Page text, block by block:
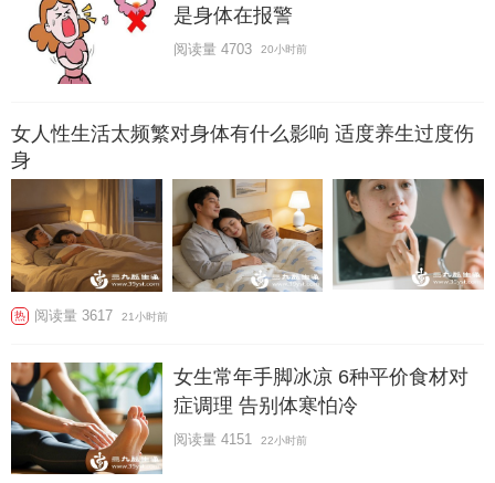
是身体在报警
阅读量 4703 20小时前
女人性生活太频繁对身体有什么影响 适度养生过度伤
身
热 阅读量 3617 21小时前
女生常年手脚冰凉 6种平价食材对
症调理 告别体寒怕冷
阅读量 4151 22小时前